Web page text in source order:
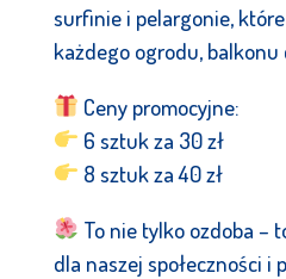
surfinie i pelargonie,
każdego ogrodu, balkonu
Ceny promocyjne:
6 sztuk za 30 zł
8 sztuk za 40 zł
To nie tylko ozdoba –
dla naszej społeczności i